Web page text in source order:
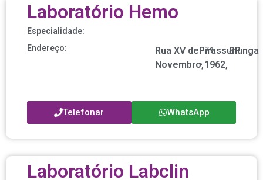
Laboratório Hemo
Especialidade:
Endereço:
Rua XV de
Novembro,
nº
1962,
/
Pirassununga
•
SP
Telefonar WhatsApp
Laboratório Labclin